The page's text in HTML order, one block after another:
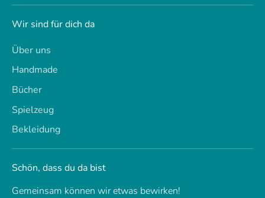
Wir sind für dich da
Über uns
Handmade
Bücher
Spielzeug
Bekleidung
Schön, dass du da bist
Gemeinsam können wir etwas bewirken!